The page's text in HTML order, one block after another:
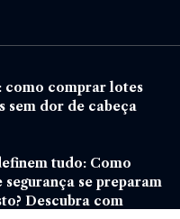
como comprar lotes
sem dor de cabeça
tudo: Como
se preparam
Descubra com